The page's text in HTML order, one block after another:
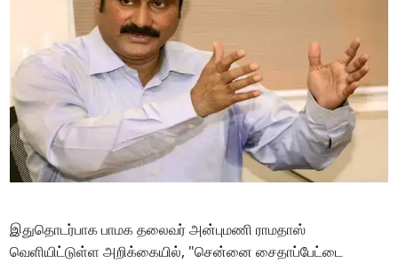
இதுதொடர்பாக பாமக தலைவர் அன்புமணி ராமதாஸ்
வெளியிட்டுள்ள அறிக்கையில், "சென்னை சைதாப்பேட்டை